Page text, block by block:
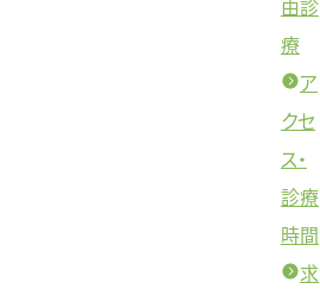
由診
療
ア
クセ
ス・
診療
時間
求